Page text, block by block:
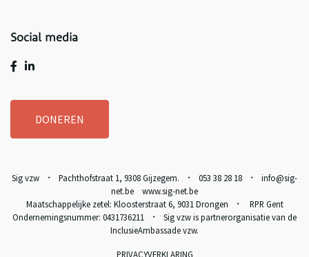
Social media
DONEREN
Sig vzw * Pachthofstraat 1, 9308 Gijzegem. * 053 38 28 18 *
info@sig-
net.be www.sig-net.be
Maatschappelijke zetel: Kloosterstraat 6, 9031 Drongen
*RPR Gent
Ondernemingsnummer: 0431736211
*
Sig vzw is partnerorganisatie van de
InclusieAmbassade vzw.
PRIVACYVERKLARING